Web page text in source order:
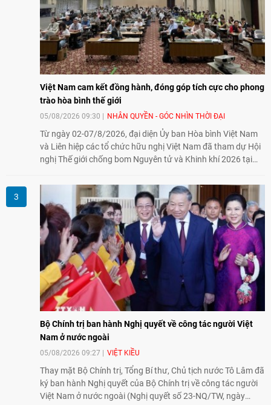
Việt Nam cam kết đồng hành, đóng góp tích cực cho phong
trào hòa bình thế giới
05/08/2026 09:30 NHÂN QUYỀN - GÓC NHÌN THỜI ĐẠI
Từ ngày 02-07/8/2026, đại diện Ủy ban Hòa bình Việt Nam
và Liên hiệp các tổ chức hữu nghị Việt Nam đã tham dự Hội
nghị Thế giới chống bom Nguyên tử và Khinh khí 2026 tại
đồng hành cùng với phong trào hoà bình của nhân dân
Nhật Bản và thế giới ủng hộ giải trừ vũ khí hạt nhân của Việt
Nam.
Bộ Chính trị ban hành Nghị quyết về công tác người Việt
Nam ở nước ngoài
05/08/2026 09:27 VIỆT KIỀU
Thay mặt Bộ Chính trị, Tổng Bí thư, Chủ tịch nước Tô Lâm đã
ký ban hành Nghị quyết của Bộ Chính trị về công tác người
Việt Nam ở nước ngoài (Nghị quyết số 23-NQ/TW, ngày